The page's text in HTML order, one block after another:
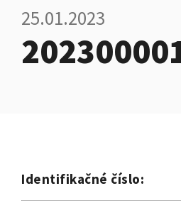
25.01.2023
Identifikačné číslo: